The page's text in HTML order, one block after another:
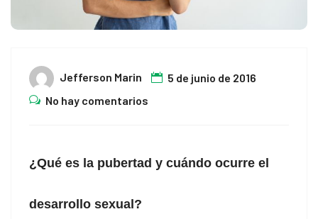
Jefferson Marin
5 de junio de 2016
No hay comentarios
¿Qué es la pubertad y cuándo ocurre el
desarrollo sexual?